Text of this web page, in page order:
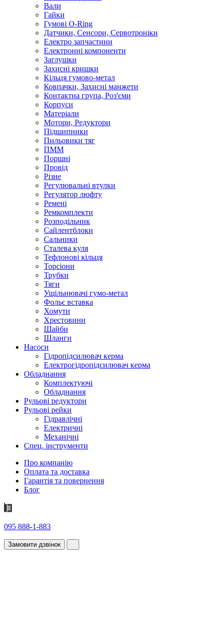
Вали
Гайки
Гумові O-Ring
Датчики, Сенсори, Сервотроніки
Електро запчастини
Електронні компоненти
Заглушки
Захисні кришки
Кільця гумово-метал
Ковпачки, Захисні манжети
Контактна група, Роз'єми
Корпуси
Матеріали
Мотори, Редуктори
Підшипники
Пильовики тяг
ПММ
Поршні
Провід
Різне
Регулювальні втулки
Регулятор люфту
Ремені
Ремкомплекти
Розподільник
Сайлентблоки
Сальники
Сталева куля
Тефлонові кільця
Торсіони
Трубки
Тяги
Ущільнювачі гумо-метал
Фольє вставка
Хомути
Хрестовини
Шайби
Шланги
Насоси
Гідропідсилювач керма
Електрогідропідсилювач керма
Обладнання
Комплектуючі
Обладнання
Рульові редуктори
Рульові рейки
Гідравлічні
Електричні
Механічні
Спец. інструменти
Про компанію
Оплата та доставка
Гарантія та повернення
Блог
095 888-1-883
Замовити дзвінок